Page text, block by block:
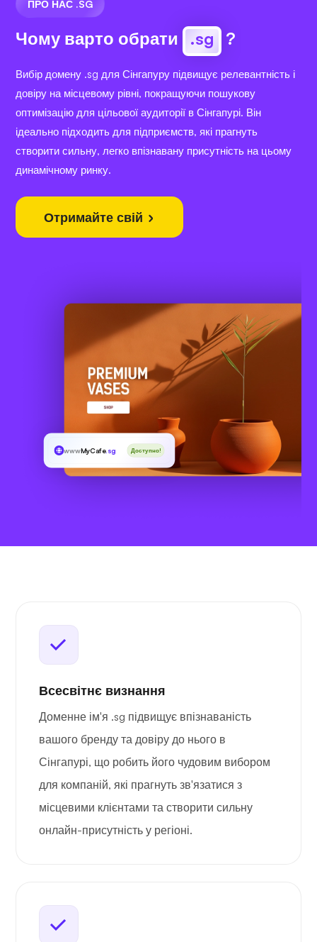
ПРО НАС .SG
Чому варто обрати .sg ?
Вибір домену .sg для Сінгапуру підвищує релевантність і
довіру на місцевому рівні, покращуючи пошукову
оптимізацію для цільової аудиторії в Сінгапурі. Він
ідеально підходить для підприємств, які прагнуть
створити сильну, легко впізнавану присутність на цьому
динамічному ринку.
Отримайте свій
wwwMyCafe.sg Доступно!
Всесвітнє визнання
Доменне ім'я .sg підвищує впізнаваність
вашого бренду та довіру до нього в
Сінгапурі, що робить його чудовим вибором
для компаній, які прагнуть зв'язатися з
місцевими клієнтами та створити сильну
онлайн-присутність у регіоні.